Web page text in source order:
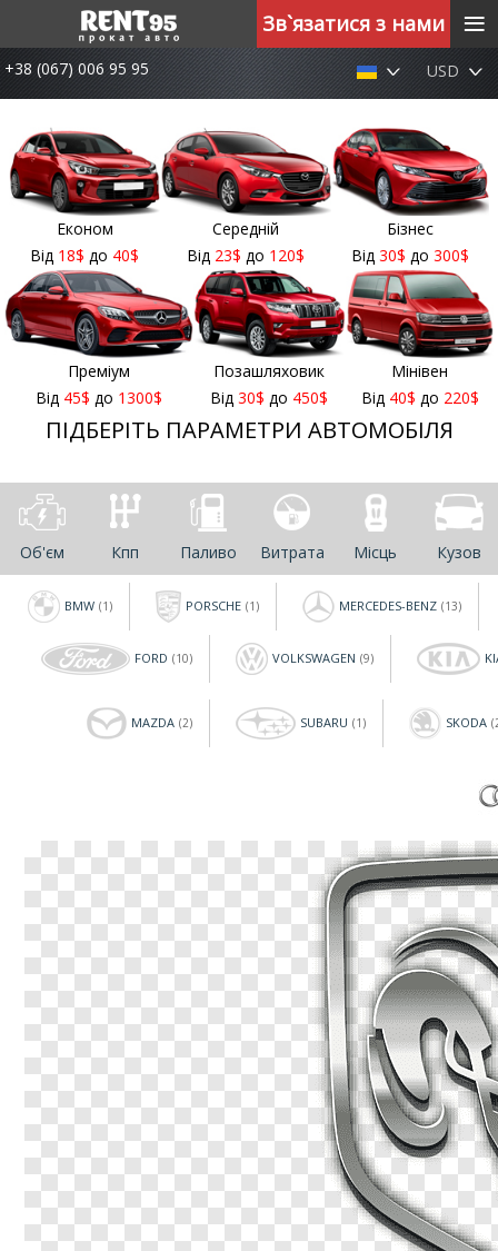
+38 (067) 006 95 95 USD
Економ
Від 18$ до 40$
Середній
Від 23$ до 120$
Бізнес
Від 30$ до 300$
Преміум
Від 45$ до 1300$
Позашляховик
Від30$ до 450$
Мінівен
Від 40$ до 220$
ПІДБЕРІТЬ ПАРАМЕТРИ АВТОМОБІЛЯ
Об'єм Кпп Паливо Витрата Місць Кузов
BMW (1) PORSCHE (1) MERCEDES-BENZ (13)
FORD (10) VOLKSWAGEN (9)
MAZDA (2) SUBARU (1) SKODA
Зв`язатися з нами ≡